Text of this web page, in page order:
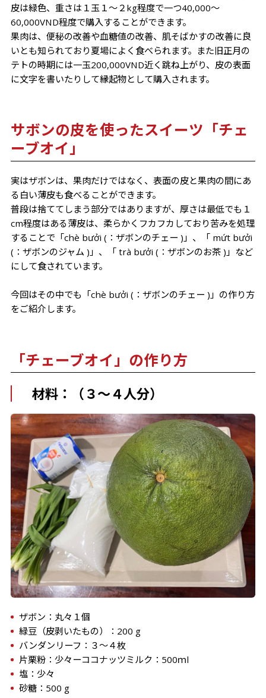
皮は緑色、重さは１玉１～２kg程度で一つ40,000～
60,000VND程度で購入することができます。
果肉は、便秘の改善や血糖値の改善、肌そばかすの改善に良
いとも知られており夏場によく食べられます。また旧正月の
テトの時期には一玉200,000VND近く跳ね上がり、皮の表面
に文字を書いたりして縁起物として購入されます。
サボンの皮を使ったスイーツ「チェ
ーブオイ」
実はザボンは、果肉だけではなく、表面の皮と果肉の間にあ
る白い薄皮も食べることができます。
普段は捨ててしまう部分ではありますが、厚さは最低でも１
cm程度はある薄皮は、柔らかくフカフカしており苦みを処理
することで「chè bưởi (：ザボンのチェー )」、「 mứt bưởi
(：ザボンのジャム )」、「 trà bưởi (：ザボンのお茶 )」など
にして食されています。
今回はその中でも「chè bưởi (：ザボンのチェー )」の作り方
をご紹介します。
「チェーブオイ」の作り方
材料：（３～４人分）
ザボン：丸々１個
緑豆（皮剥いたもの）：200 g
バンダンリーフ：３～４枚
片栗粉：少々 ーココナッツミルク：500ｍl
塩：少々
砂糖：500 g